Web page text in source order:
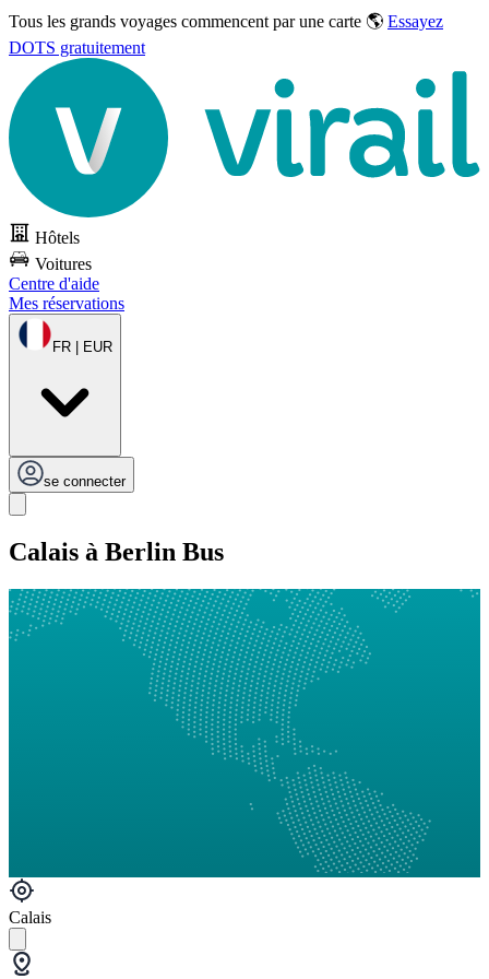
Tous les grands voyages commencent par une carte 🌎 Essayez
DOTS gratuitement
Hôtels
Voitures
Centre d'aide
Mes réservations
FR | EUR
se connecter
Calais à Berlin Bus
Calais